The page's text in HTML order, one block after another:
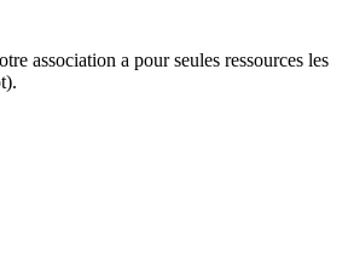
association a pour seules ressources les